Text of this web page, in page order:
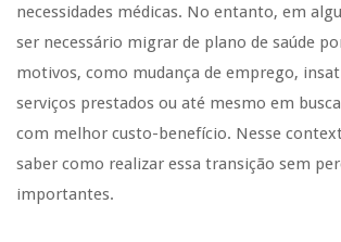
necessidades médicas. No entanto, em
ser necessário migrar de plano de saúde
motivos, como mudança de emprego,
serviços prestados ou até mesmo em
com melhor custo-benefício. Nesse
saber como realizar essa transição sem
importantes.